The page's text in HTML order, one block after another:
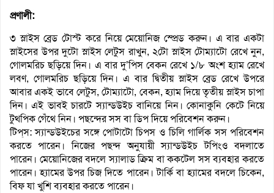
প্রণালী:
৩ স্লাইস ব্রেড টোস্ট করে নিয়ে মেয়োনিজ স্প্রেড করুন। এ বার একটা
স্লাইসের উপর দুটো স্লাইস লেটুস রাখুন, ২টো স্লাইস টোম্যাটো রেখে নুন,
গোলমরিচ ছড়িয়ে দিন। এ বার দু’পিস বেকন রেখে ১/৮ অংশ হ্যাম রেখে
লবণ, গোলমরিচ ছড়িয়ে দিন। এ বার দ্বিতীয় স্লাইস ব্রেড রেখে উপরে
আবার একই ভাবে লেটুস, টোম্যাটো, বেকন, হ্যাম দিয়ে তৃতীয় স্লাইস চাপা
দিন। এই ভাবই চারটে স্যান্ডউইচ বানিয়ে নিন। কোনাকুনি কেটে নিয়ে
টুথপিক গেঁথে নিন। পছন্দের সস বা ডিপ দিয়ে পরিবেশন করুন।
টিপ্‌স: স্যান্ডউইচের সঙ্গে পোটাটো চিপস ও চিলি গার্লিক সস পরিবেশন
করতে পারেন। নিজের পছন্দ অনুযায়ী স্যান্ডউইচ টপিংও বদলাতে
পারেন। মেয়োনিজের বদলে স্যালাড ক্রিম বা ককটেল সস ব্যবহার করতে
পারেন। হ্যামের উপর চিজ দিতে পারেন। টার্কি বা হ্যামের বদলে চিকেন,
বিফ যা খুশি ব্যবহার করতে পারেন।